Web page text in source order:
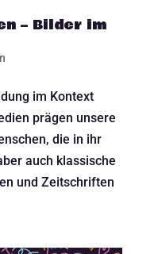
– Bilder im
im Kontext
prägen unsere
die in ihr
auch klassische
und Zeitschriften